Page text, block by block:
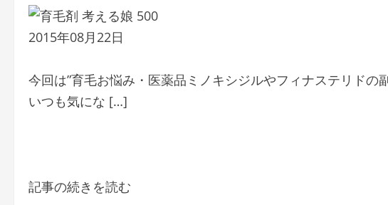
2015年08月22日
今回は”育毛お悩み・医薬品ミノキシジルやフィナステリドの
いつも気にな […]
記事の続きを読む